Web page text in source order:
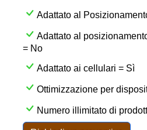
Adattato al
Adattato al
= No
Adattato ai cellulari = Sì
Ottimizzazione per
Numero illimitato di